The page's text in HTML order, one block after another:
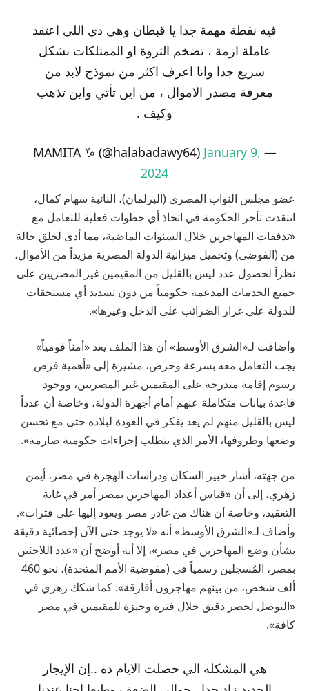
فيه نقطة مهمة جدا يا قبطان وهي دي اللي اعتقد
عاملة ازمة ، تضخم الثروة او الممتلكات بشكل
سريع جدا وانا اعرف اكثر من نموذج لابد من
معرفة مصدر الاموال ، من اين تأتي واين تذهب
وكيف .
— MAMITA ♑️ (@halabadawy64)
January 9,
2024
عضو مجلس النواب المصري (البرلمان)، النائبة سهام كمال،
انتقدت تأخر الحكومة في اتخاذ أي خطوات فعلية للتعامل مع
«تدفقات المهاجرين خلال السنوات الماضية، مما أدى لخلق حالة
من (الفوضى) وتحميل ميزانية الدولة المصرية مزيداً من الأموال،
نظراً لحصول عدد ليس بالقليل من المقيمين غير المصريين على
جميع الخدمات المدعمة حكومياً من دون تسديد أي مستحقات
للدولة على غرار الضرائب على الدخل وغيرها».
وأضافت لـ«الشرق الأوسط» أن هذا الملف يعد «أمناً قومياً»
يجب التعامل معه بسرعة وحرص، مشيرة إلى «أهمية فرض
رسوم إقامة متدرجة على المقيمين غير المصريين، ووجود
قاعدة بيانات متكاملة عنهم أمام أجهزة الدولة، وخاصة أن عدداً
ليس بالقليل منهم لم يعد يفكر في العودة لبلاده حتى مع تحسن
وضعها وظروفها، الأمر الذي يتطلب إجراءات حكومية صارمة».
من جهته، أشار خبير السكان ودراسات الهجرة في مصر، أيمن
زهري، إلى أن «قياس أعداد المهاجرين بمصر أمر في غاية
التعقيد، وخاصة أن هناك من غادر مصر ويعود إليها على فترات».
وأضاف لـ«الشرق الأوسط» أنه «لا يوجد حتى الآن إحصائية دقيقة
بشأن وضع المهاجرين في مصر»، إلا أنه أوضح أن «عدد اللاجئين
بمصر، المُسجلين رسمياً في (مفوضية الأمم المتحدة)، نحو 460
ألف شخص، من بينهم مهاجرون أفارقة». كما شكك زهري في
«التوصل لحصر دقيق خلال فترة وجيزة للمقيمين في مصر
كافة».
هي المشكله الي حصلت الايام ده ..إن الإيجار